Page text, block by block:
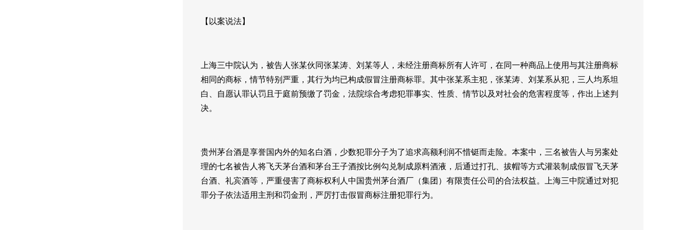
【以案说法】
上海三中院认为，被告人张某伙同张某涛、刘某等人，未经注册商标所有人许可，在同一种商品上使用与其注册商标
相同的商标，情节特别严重，其行为均已构成假冒注册商标罪。其中张某系主犯，张某涛、刘某系从犯，三人均系坦
白、自愿认罪认罚且于庭前预缴了罚金，法院综合考虑犯罪事实、性质、情节以及对社会的危害程度等，作出上述判
决。
贵州茅台酒是享誉国内外的知名白酒，少数犯罪分子为了追求高额利润不惜铤而走险。本案中，三名被告人与另案处
理的七名被告人将飞天茅台酒和茅台王子酒按比例勾兑制成原料酒液，后通过打孔、拔帽等方式灌装制成假冒飞天茅
台酒、礼宾酒等，严重侵害了商标权利人中国贵州茅台酒厂（集团）有限责任公司的合法权益。上海三中院通过对犯
罪分子依法适用主刑和罚金刑，严厉打击假冒商标注册犯罪行为。